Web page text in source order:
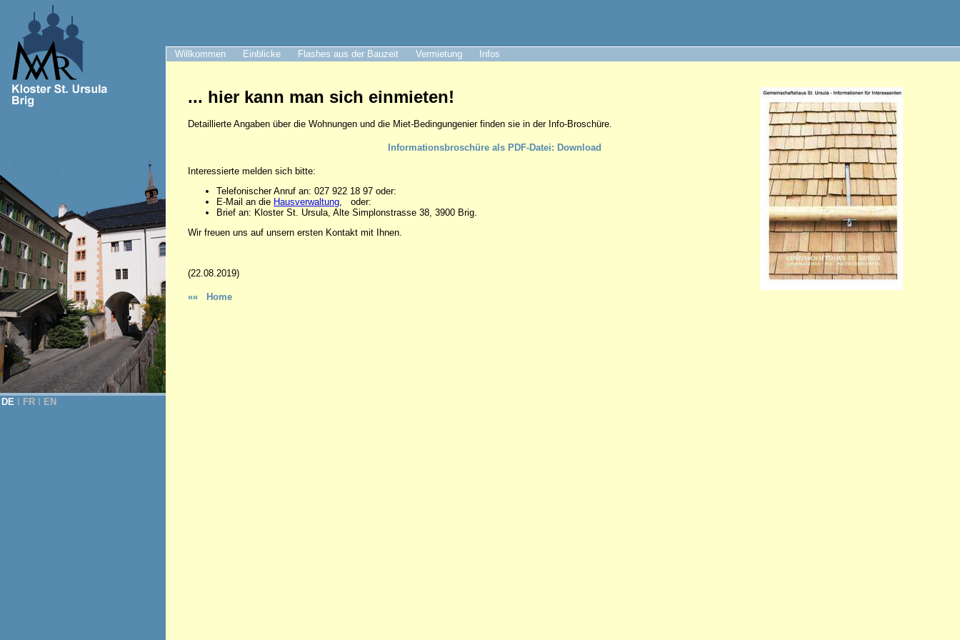
Willkommen Einblicke Flashes aus der Bauzeit Vermietung Infos
DE FR EN
... hier kann man sich einmieten!
Detaillierte Angaben über die Wohnungen und die Miet-Bedingungenier finden sie in der Info-Broschüre.
Informationsbroschüre als PDF-Datei: Download
Interessierte melden sich bitte:
Telefonischer Anruf an: 027 922 18 97 oder:
E-Mail an die Hausverwaltung , oder:
Brief an: Kloster St. Ursula, Alte Simplonstrasse 38, 3900 Brig.
Wir freuen uns auf unsern ersten Kontakt mit Ihnen.
(22.08.2019)
«« Home